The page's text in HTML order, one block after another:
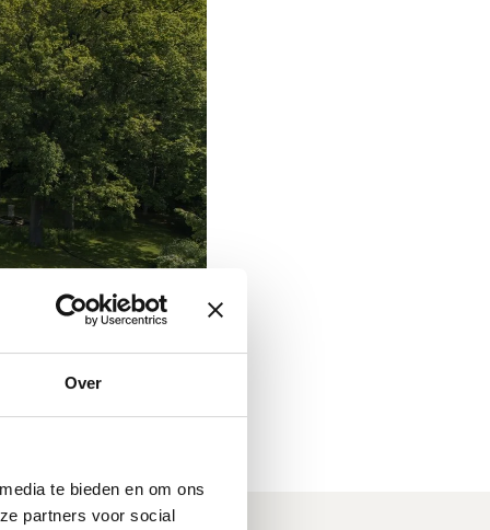
Over
te bieden en om ons
partners voor social